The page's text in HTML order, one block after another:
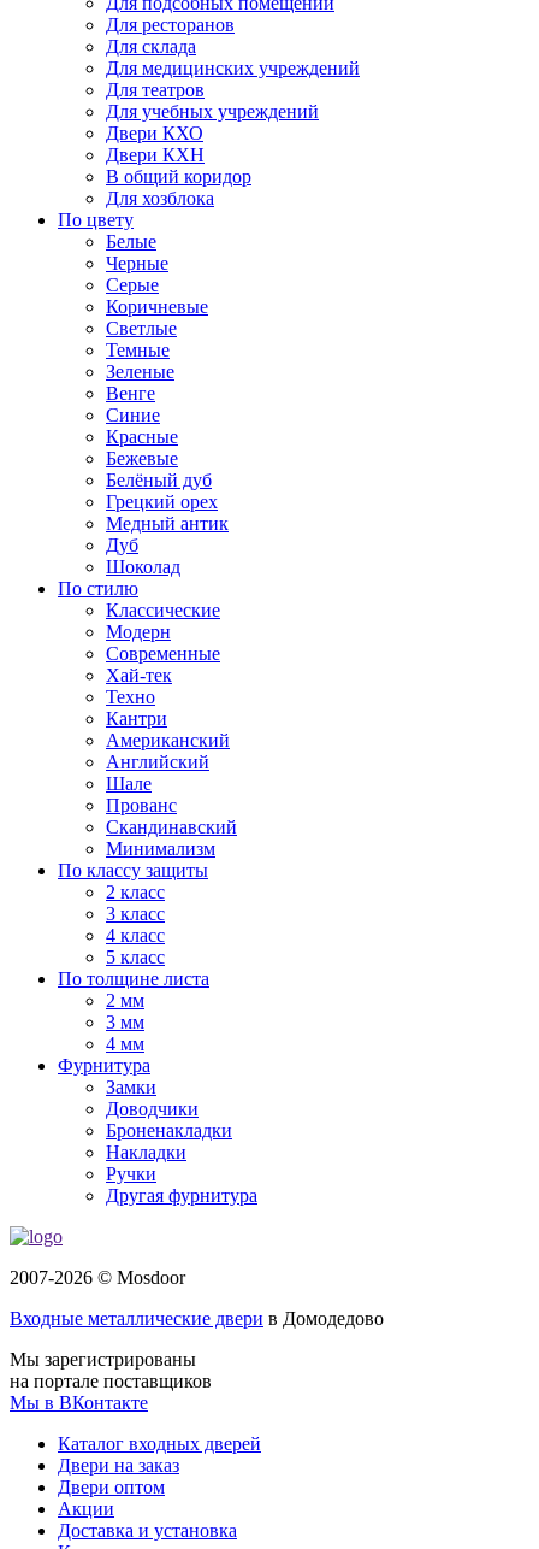
Для ресторанов
Для склада
Для медицинских учреждений
Для театров
Для учебных учреждений
Двери КХО
Двери КХН
В общий коридор
Для хозблока
По цвету
Белые
Черные
Серые
Коричневые
Светлые
Темные
Зеленые
Венге
Синие
Красные
Бежевые
Белёный дуб
Грецкий орех
Медный антик
Дуб
Шоколад
По стилю
Классические
Модерн
Современные
Хай-тек
Техно
Кантри
Американский
Английский
Шале
Прованс
Скандинавский
Минимализм
По классу защиты
2 класс
3 класс
4 класс
5 класс
По толщине листа
2 мм
3 мм
4 мм
Фурнитура
Замки
Доводчики
Броненакладки
Накладки
Ручки
Другая фурнитура
2007-2026 © Mosdoor
Входные металлические двери в Домодедово
Мы зарегистрированы
на портале поставщиков
Мы в ВКонтакте
Каталог входных дверей
Двери на заказ
Двери оптом
Акции
Доставка и установка